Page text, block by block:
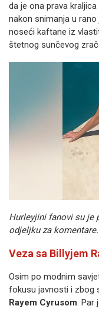
da je ona prava
nakon snimanja u
noseći kaftane iz
štetnog sunčevog
Hurleyjini fanovi su je
odjeljku za
Veza sa Billyjem
Osim po modnim
fokusu javnosti i zbog
Rayem Cyrusom. Par